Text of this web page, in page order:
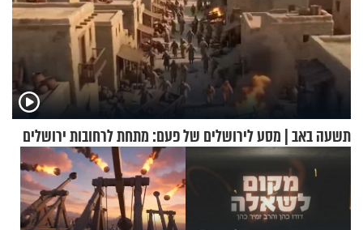
תשעה באב | מסע לירושלים של פעם: מתחת לרחובות ירושלים